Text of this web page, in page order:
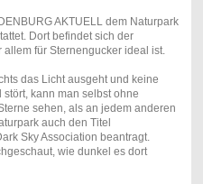
AKTUELL dem Naturpark
Dort befindet sich der
für Sternengucker ideal ist.
das Licht ausgeht und keine
kann man selbst ohne
sehen, als an jedem anderen
auch den Titel
Sky Association beantragt.
wie dunkel es dort